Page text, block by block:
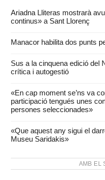
Ariadna Lliteras mostrarà
continus» a Sant Llorenç
Manacor habilita dos punts
Sus a la cinquena edició del
crítica i autogestió
«En cap moment se’ns va
participació tengués unes
persones seleccionades»
«Que aquest any sigui el
Museu Saridakis»
AMB EL